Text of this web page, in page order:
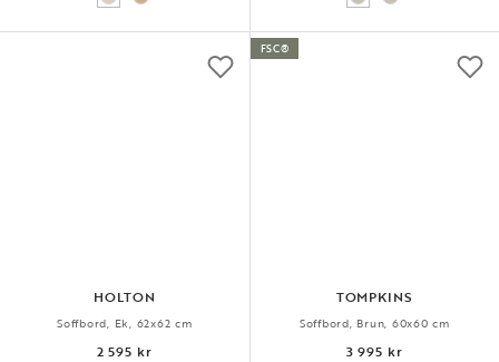
HOLTON
Soffbord, Ek, 62x62 cm
2 595 kr
TOMPKINS
Soffbord, Brun, 60x60 cm
3 995 kr
FSC®